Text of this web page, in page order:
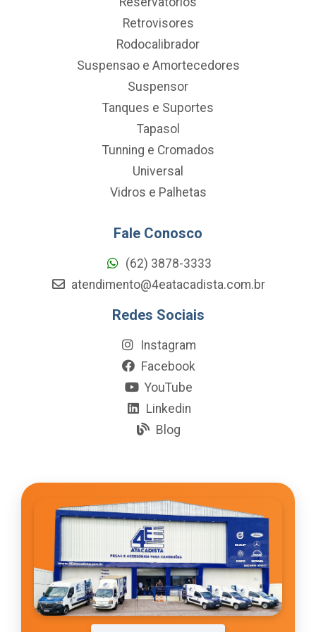
Retrovisores
Rodocalibrador
Suspensao e Amortecedores
Suspensor
Tanques e Suportes
Tapasol
Tunning e Cromados
Universal
Vidros e Palhetas
Fale Conosco
(62) 3878-3333
atendimento@4eatacadista.com.br
Redes Sociais
Instagram
Facebook
YouTube
Linkedin
Blog